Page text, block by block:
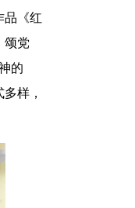
品《红
颂党
的
样，